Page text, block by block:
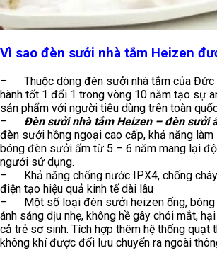
Vì sao đèn sưởi nhà tắm Heizen
– Thuộc dòng đèn sưởi nhà tắm của Đức
hành tốt 1 đổi 1 trong vòng 10 năm tạo sự
sản phẩm với người tiêu dùng trên toàn
– Đèn sưởi nhà tắm Heizen – đèn sưởi
đèn sưởi hồng ngoại cao cấp, khả năng
bóng đèn sưởi ấm từ 5 – 6 năm mang lại
ngưởi sử dụng.
– Khả năng chống nước IPX4, chống
điện tạo hiệu quả kinh tế dài lâu
– Một số loại đèn sưởi heizen ống, bóng
ánh sáng dịu nhẹ, không hề gây chói mắt,
cả trẻ sơ sinh. Tích hợp thêm hệ thống quạt
không khí được đối lưu chuyển ra ngoài